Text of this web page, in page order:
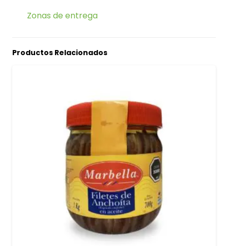
Zonas de entrega
Productos Relacionados